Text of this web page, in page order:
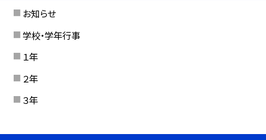
お知らせ
学校・学年行事
１年
２年
３年